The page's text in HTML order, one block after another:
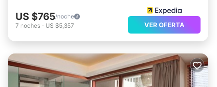
US $765/noche
7 noches - US $5,357 VER OFERTA